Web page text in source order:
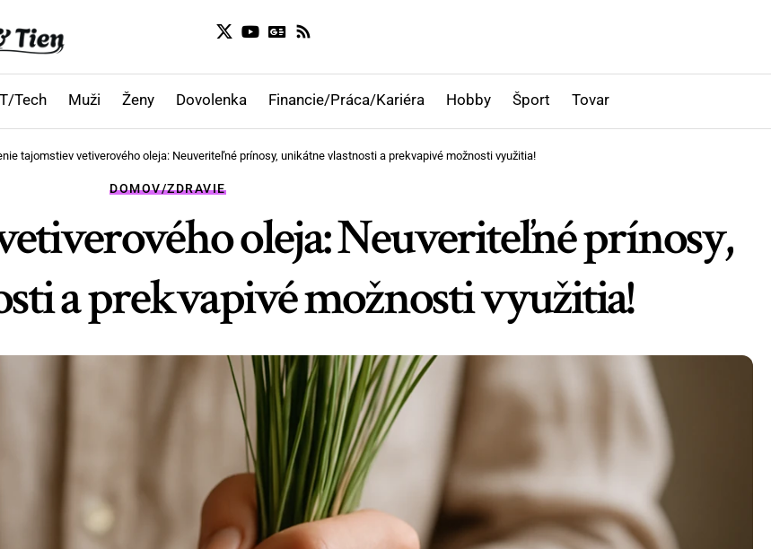
Tech Muži Ženy Dovolenka Financie/Práca/Kariéra Hobby Šport Tovar
tajomstiev vetiverového oleja: Neuveriteľné prínosy, unikátne vlastnosti a prekvapivé možnosti využitia!
DOMOV/ZDRAVIE
oleja: Neuveriteľné prínosy,
a prekvapivé možnosti využitia!